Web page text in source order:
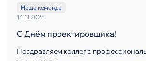
14.11.2025
Наша команда
С Днём проектировщика!
Поздравляем коллег с